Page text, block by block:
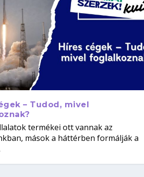
– Tudod, mivel
termékei ott vannak az
mások a háttérben formálják a